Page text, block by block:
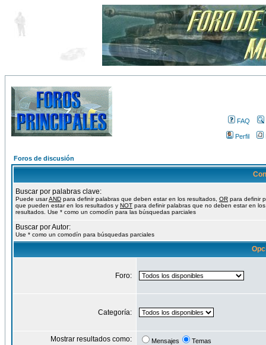
FAQ
Perfil
Foros de discusión
Buscar por palabras clave:
Puede usarAND para definir palabras que deben estar en los resultados, OR para definir
que pueden estar en los resultados y NOT para definir palabras que no deben estar en los
resultados. Use * como un comodín para las búsquedas parciales
Buscar por Autor:
Use * como un comodín para búsquedas parciales
Foro:
Categoría:
Mostrar resultados como: Mensajes Temas